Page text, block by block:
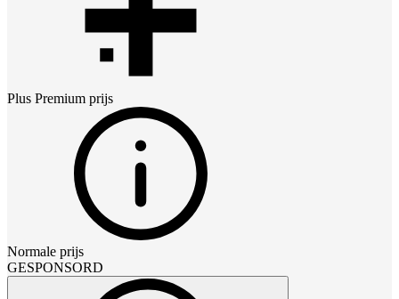
Plus Premium prijs
Normale prijs
GESPONSORD